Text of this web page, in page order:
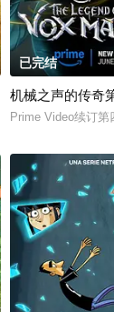
时间点遭遇袭击
已完结
机械之声的传奇
Prime Video续订第